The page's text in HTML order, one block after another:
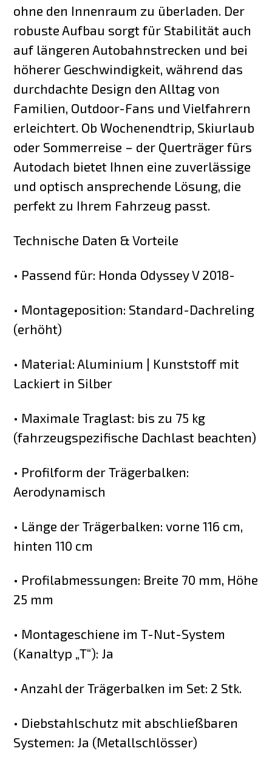
ohne den Innenraum zu überladen. Der
robuste Aufbau sorgt für Stabilität auch
auf längeren Autobahnstrecken und bei
höherer Geschwindigkeit, während das
durchdachte Design den Alltag von
Familien, Outdoor-Fans und Vielfahrern
erleichtert. Ob Wochenendtrip, Skiurlaub
oder Sommerreise – der Querträger fürs
Autodach bietet Ihnen eine zuverlässige
und optisch ansprechende Lösung, die
perfekt zu Ihrem Fahrzeug passt.
Technische Daten & Vorteile
• Passend für: Honda Odyssey V 2018-
• Montageposition: Standard-Dachreling
(erhöht)
• Material: Aluminium | Kunststoff mit
Lackiert in Silber
• Maximale Traglast: bis zu 75 kg
(fahrzeugspezifische Dachlast beachten)
• Profilform der Trägerbalken:
Aerodynamisch
• Länge der Trägerbalken: vorne 116 cm,
hinten 110 cm
• Profilabmessungen: Breite 70 mm, Höhe
25 mm
• Montageschiene im T-Nut-System
(Kanaltyp „T“): Ja
• Anzahl der Trägerbalken im Set: 2 Stk.
• Diebstahlschutz mit abschließbaren
Systemen: Ja (Metallschlösser)